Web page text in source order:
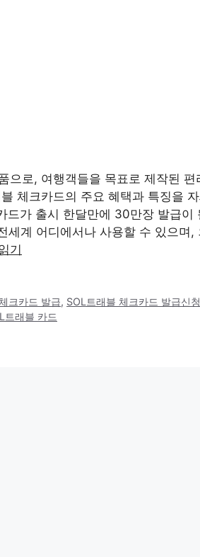
으로, 여행객들을 목표로 제작된 편
체크카드의 주요 혜택과 특징을 자
드가 출시 한달만에 30만장 발급이
세계 어디에서나 사용할 수 있으며,
기
크카드 발급, SOL트래블 체크카드 발급신청
트래블 카드